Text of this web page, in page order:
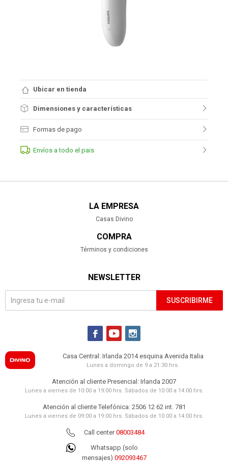
Ubicar en tienda
Dimensiones y características
Formas de pago
Envíos a todo el pais
LA EMPRESA
Casas Divino
COMPRA
Términos y condiciones
NEWSLETTER
SUSCRIBIRME
  
Casa Central: Irlanda 2014 esquina Avenida Italia
Lunes a domingo de 9 a 21:30 hrs.
Atención al cliente Presencial: Irlanda 2007
Lunes a viernes de 10:00 a 19:00 hrs. Sábados de 10:00 a 14:00 hrs.
Atención al cliente Telefónica: 2506 12 62 int. 781
Lunes a viernes de 09:00 a 19:00 hrs. Sábados de 10:00 a 14:00 hrs.
Call center08003484
Whatsapp (solo
mensajes) 092093467